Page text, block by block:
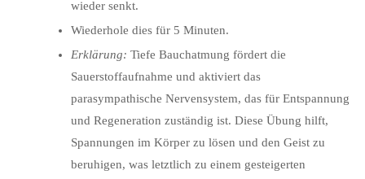
wieder senkt.
Wiederhole dies für 5 Minuten.
Erklärung: Tiefe Bauchatmung fördert die
Sauerstoffaufnahme und aktiviert das
parasympathische Nervensystem, das für Entspannung
und Regeneration zuständig ist. Diese Übung hilft,
Spannungen im Körper zu lösen und den Geist zu
beruhigen, was letztlich zu einem gesteigerten